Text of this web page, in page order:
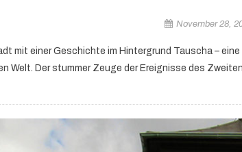
November 28,
mit einer Geschichte im Hintergrund Tauscha –
Welt. Der stummer Zeuge der Ereignisse des